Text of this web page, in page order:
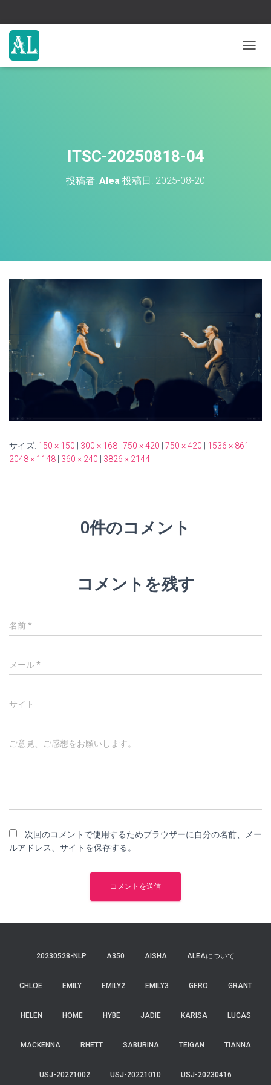
ビ
ITSC-20250818-04
投稿者: Alea 投稿日: 2025-08-20
サイズ: 150 × 150 300 × 168 750 × 420 750 × 420 1536 × 861
2048 × 1148
360 × 240 3826 × 2144
0件のコメント
コメントを残す
名前*
メール*
サイト
ご意見、ご感想をお願いします。
次回のコメントで使用するためブラウザーに自分の名前、メー
ルアドレス、サイトを保存する。
20230528-NLP A350 AISHA ALEAについて
CHLOE EMILY EMILY2 EMILY3 GERO GRANT
HELEN HOME HYBE JADIE KARISA LUCAS
MACKENNA RHETT SABURINA TEIGAN TIANNA
USJ-20221002 USJ-20221010 USJ-20230416